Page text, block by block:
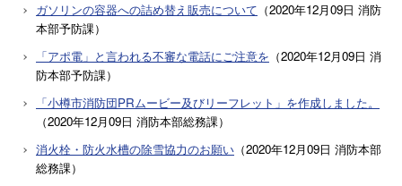
ガソリンの容器への詰め替え販売について （2020年12月09日 消防
本部予防課）
「アポ電」と言われる不審な電話にご注意を （2020年12月09日 消
防本部予防課）
「小樽市消防団PRムービー及びリーフレット」を作成しました。
（2020年12月09日 消防本部総務課）
消火栓・防火水槽の除雪協力のお願い （2020年12月09日 消防本部
総務課）